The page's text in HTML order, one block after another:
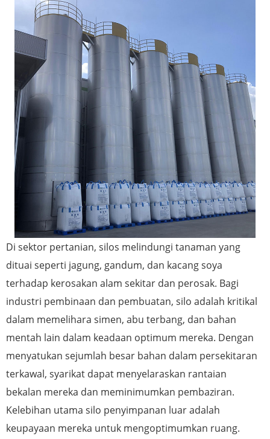
Di sektor pertanian, silos melindungi tanaman yang
dituai seperti jagung, gandum, dan kacang soya
terhadap kerosakan alam sekitar dan perosak. Bagi
industri pembinaan dan pembuatan, silo adalah kritikal
dalam memelihara simen, abu terbang, dan bahan
mentah lain dalam keadaan optimum mereka. Dengan
menyatukan sejumlah besar bahan dalam persekitaran
terkawal, syarikat dapat menyelaraskan rantaian
bekalan mereka dan meminimumkan pembaziran.
Kelebihan utama silo penyimpanan luar adalah
keupayaan mereka untuk mengoptimumkan ruang.